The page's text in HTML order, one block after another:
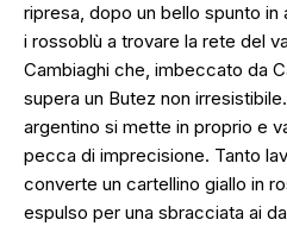
ripresa, dopo un bello spunto in
i rossoblù a trovare la rete del
Cambiaghi che, imbeccato da
supera un Butez non
argentino si mette in proprio e
pecca di imprecisione. Tanto
converte un cartellino giallo in
espulso per una sbracciata ai